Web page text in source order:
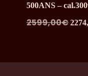
500ANS –
2599,00€Le